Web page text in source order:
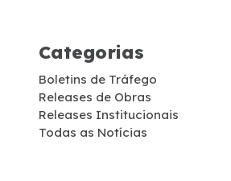
Sustentabilidade
Projetos Socioambientais
Categorias
Boletins de Tráfego
Releases de Obras
Releases Institucionais
Todas as Notícias